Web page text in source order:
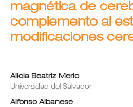
magnética de
complemento al
modificaciones
Alicia Beatriz Merlo
Universidad del Salvador
Alfonso Albanese